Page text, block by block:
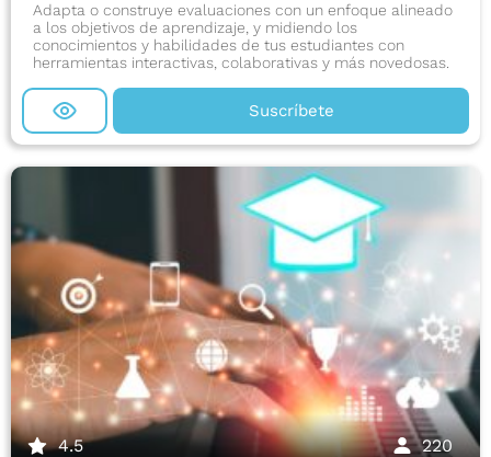
Adapta o construye evaluaciones con un enfoque alineado
a los objetivos de aprendizaje, y midiendo los
conocimientos y habilidades de tus estudiantes con
herramientas interactivas, colaborativas y más novedosas.
Suscríbete
4.5 220